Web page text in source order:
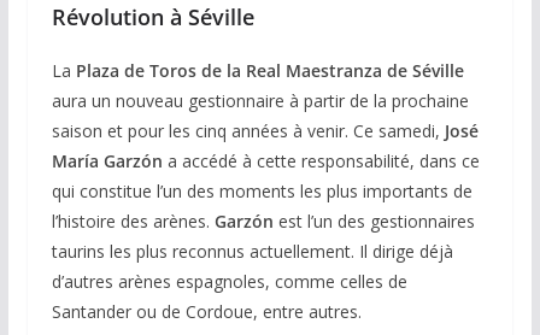
Révolution à Séville
La Plaza de Toros de la Real Maestranza de Séville
aura un nouveau gestionnaire à partir de la prochaine
saison et pour les cinq années à venir. Ce samedi, José
María Garzón a accédé à cette responsabilité, dans ce
qui constitue l’un des moments les plus importants de
l’histoire des arènes. Garzón est l’un des gestionnaires
taurins les plus reconnus actuellement. Il dirige déjà
d’autres arènes espagnoles, comme celles de
Santander ou de Cordoue, entre autres.